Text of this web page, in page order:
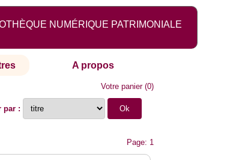
NUMÉRIQUE PATRIMONIALE
A propos
Votre panier(0)
par :
Page: 1